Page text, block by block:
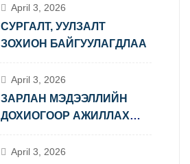
April 3, 2026
СУРГАЛТ, УУЛЗАЛТ
ЗОХИОН БАЙГУУЛАГДЛАА
April 3, 2026
ЗАРЛАН МЭДЭЭЛЛИЙН
ДОХИОГООР АЖИЛЛАХ
ЗОХИОН БАЙГУУЛАГДЛАА
April 3, 2026